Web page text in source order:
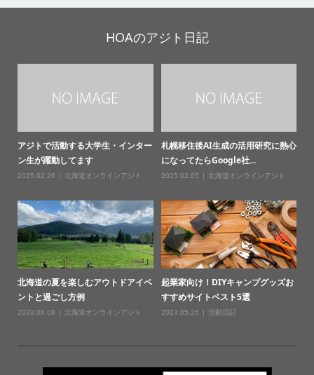
HOAのアジト日記
アジトで活動する大学生・インター
ン生が躍動してます
2025.02.26 北海道オンラインアジト
札幌移住後AI生成の活用研究に熱心
になってたらGoogle社...
2025.02.05 北海道オンラインアジト
北海道の夏を楽しむアウトドアイベ
ントと過ごし方例
2023.08.08 北海道オンラインアジト
起業家向け！DIYキャンプグッズお
すすめサイトベスト5選
2023.05.25 活動日記